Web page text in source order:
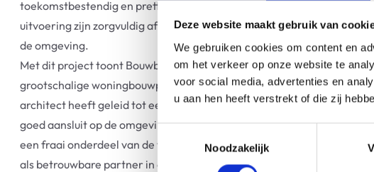
Deze website maakt gebruik van
We gebruiken cookies om content en
om het verkeer op onze website te
voor social media, advertenties en
u aan hen heeft verstrekt of die zij
Noodzakelijk
toekomstbestendig en prettig woonklimaat. Het ontwerp en de
uitvoering zijn zorgvuldig afgestemd op de wensen van de bewoners
de omgeving.
Met dit project toont Bouwbedrijf Appelman haar ervaring in
grootschalige woningbouwprojecten. De samenwerking met de
architect heeft geleid tot een samenhangend en passend ontwerp dat
goed aansluit op de omgeving. De Groene Gooyers vormen inmiddels
een fraai onderdeel van de wijk en onderstrepen de rol van Appelman
als betrouwbare partner in duurzame woningbouw.